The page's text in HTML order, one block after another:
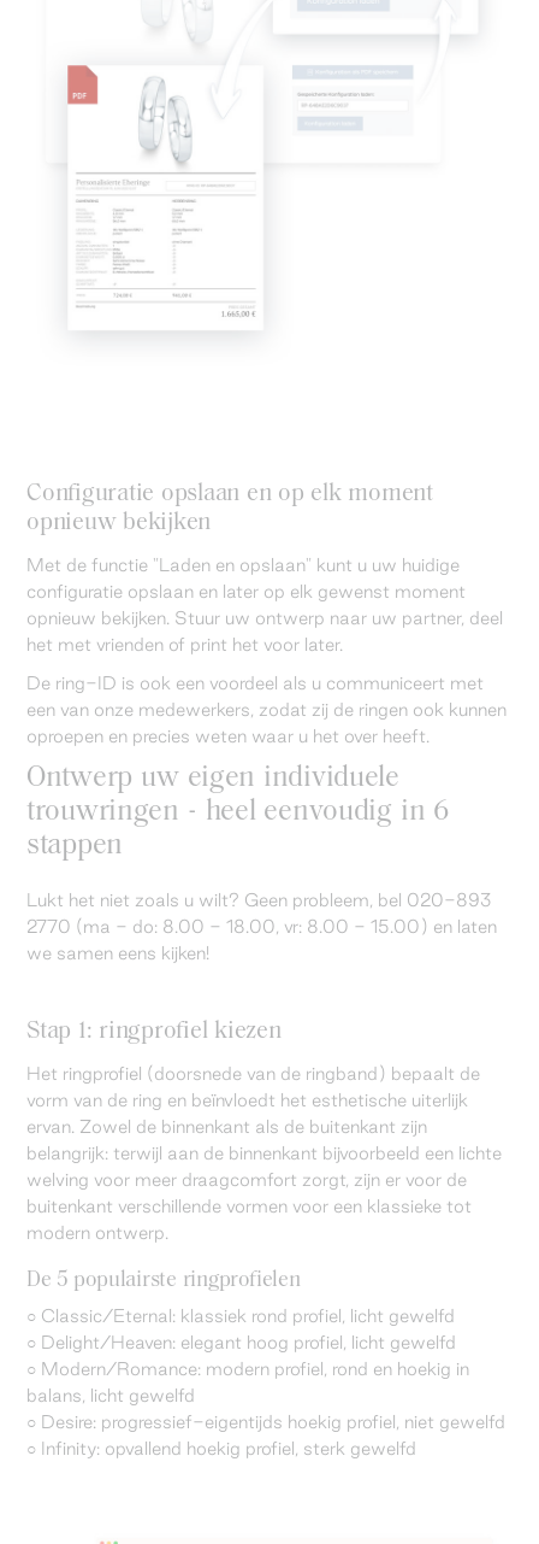
Configuratie opslaan en op elk moment
opnieuw bekijken
Met de functie "Laden en opslaan" kunt u uw huidige
configuratie opslaan en later op elk gewenst moment
opnieuw bekijken. Stuur uw ontwerp naar uw partner, deel
het met vrienden of print het voor later.
De ring-ID is ook een voordeel als u communiceert met
een van onze medewerkers, zodat zij de ringen ook kunnen
oproepen en precies weten waar u het over heeft.
Ontwerp uw eigen individuele
trouwringen - heel eenvoudig in 6
stappen
Lukt het niet zoals u wilt? Geen probleem, bel 020-893
2770 (ma - do: 8.00 - 18.00, vr: 8.00 - 15.00) en laten
we samen eens kijken!
Stap 1: ringprofiel kiezen
Het ringprofiel (doorsnede van de ringband) bepaalt de
vorm van de ring en beïnvloedt het esthetische uiterlijk
ervan. Zowel de binnenkant als de buitenkant zijn
belangrijk: terwijl aan de binnenkant bijvoorbeeld een lichte
welving voor meer draagcomfort zorgt, zijn er voor de
buitenkant verschillende vormen voor een klassieke tot
modern ontwerp.
De 5 populairste ringprofielen
○ Classic/Eternal: klassiek rond profiel, licht gewelfd
○ Delight/Heaven: elegant hoog profiel, licht gewelfd
○ Modern/Romance: modern profiel, rond en hoekig in
balans, licht gewelfd
○ Desire: progressief-eigentijds hoekig profiel, niet gewelfd
○ Infinity: opvallend hoekig profiel, sterk gewelfd